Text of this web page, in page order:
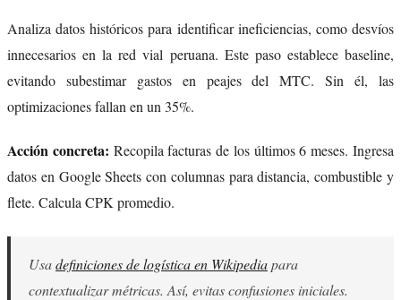
Analiza datos históricos para identificar ineficiencias, como desvíos
innecesarios en la red vial peruana. Este paso establece baseline,
evitando subestimar gastos en peajes del MTC. Sin él, las
optimizaciones fallan en un 35%.
Acción concreta: Recopila facturas de los últimos 6 meses. Ingresa
datos en Google Sheets con columnas para distancia, combustible y
flete. Calcula CPK promedio.
Usadefiniciones de logística en Wikipediapara
contextualizar métricas. Así, evitas confusiones iniciales.